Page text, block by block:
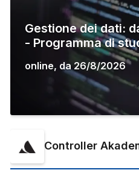
Gestione dei dati:
- Programma di
online, da 26/8/2026
Controller